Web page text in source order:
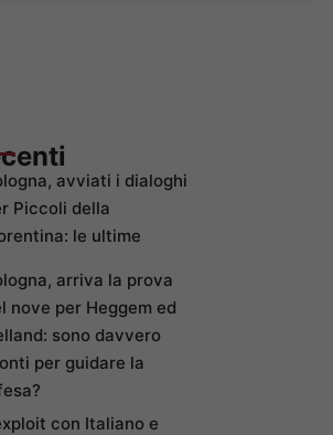
avviati i dialoghi
Piccoli della
le ultime
arriva la prova
nove per Heggem ed
sono davvero
per guidare la
con Italiano e